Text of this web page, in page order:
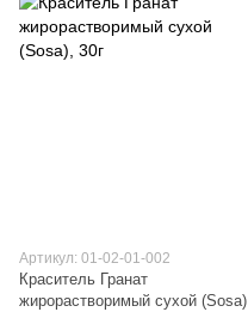
Артикул: 01-02-01-002
Краситель Гранат
жирорастворимый сухой (Sosa)